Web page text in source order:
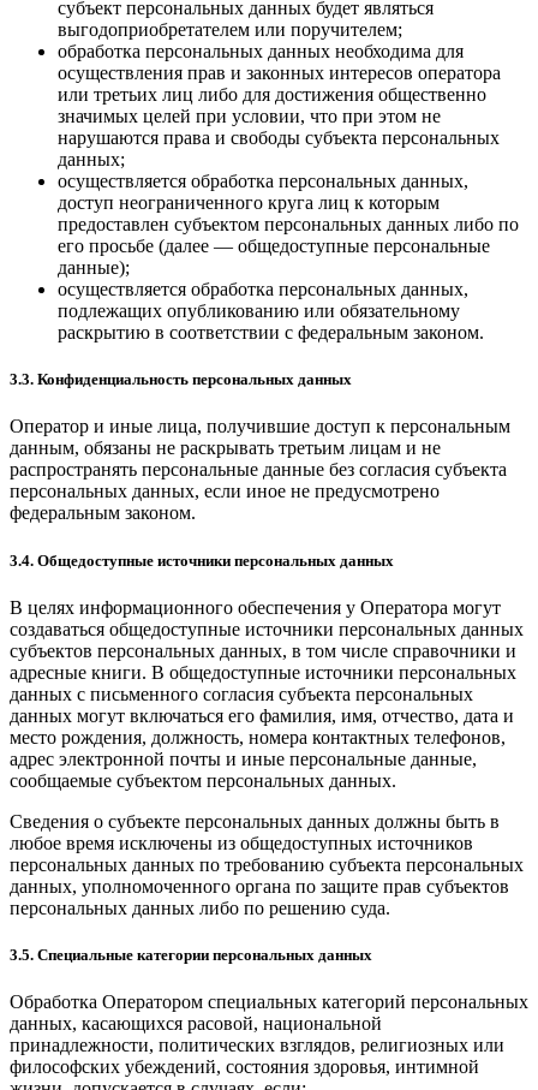
субъект персональных данных будет являться
выгодоприобретателем или поручителем;
обработка персональных данных необходима для
осуществления прав и законных интересов оператора
или третьих лиц либо для достижения общественно
значимых целей при условии, что при этом не
нарушаются права и свободы субъекта персональных
данных;
осуществляется обработка персональных данных,
доступ неограниченного круга лиц к которым
предоставлен субъектом персональных данных либо по
его просьбе (далее — общедоступные персональные
данные);
осуществляется обработка персональных данных,
подлежащих опубликованию или обязательному
раскрытию в соответствии с федеральным законом.
3.3. Конфиденциальность персональных данных
Оператор и иные лица, получившие доступ к персональным
данным, обязаны не раскрывать третьим лицам и не
распространять персональные данные без согласия субъекта
персональных данных, если иное не предусмотрено
федеральным законом.
3.4. Общедоступные источники персональных данных
В целях информационного обеспечения у Оператора могут
создаваться общедоступные источники персональных данных
субъектов персональных данных, в том числе справочники и
адресные книги. В общедоступные источники персональных
данных с письменного согласия субъекта персональных
данных могут включаться его фамилия, имя, отчество, дата и
место рождения, должность, номера контактных телефонов,
адрес электронной почты и иные персональные данные,
сообщаемые субъектом персональных данных.
Сведения о субъекте персональных данных должны быть в
любое время исключены из общедоступных источников
персональных данных по требованию субъекта персональных
данных, уполномоченного органа по защите прав субъектов
персональных данных либо по решению суда.
3.5. Специальные категории персональных данных
Обработка Оператором специальных категорий персональных
данных, касающихся расовой, национальной
принадлежности, политических взглядов, религиозных или
философских убеждений, состояния здоровья, интимной